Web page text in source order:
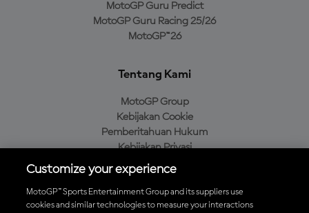
MotoGP Guru Predict
MotoGP Guru Racing 25/26
MotoGP™26
Tentang Kami
MotoGP Group
Kebijakan Cookie
Pemberitahuan Hukum
Kebijakan Privasi
Kebijakan Pembelian
Customize your experience
MotoGP™ Sports Entertainment Group and its suppliers use
cookies and similar technologies to measure your interactions